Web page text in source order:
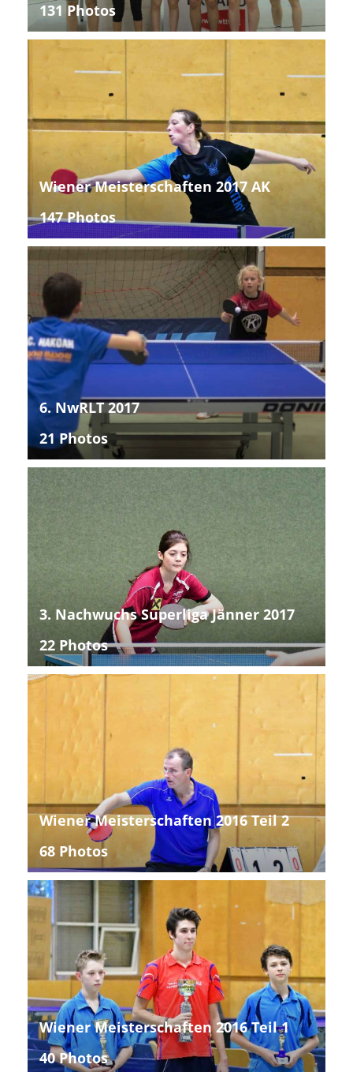
131 Photos
Wiener Meisterschaften 2017 AK
147 Photos
6. NwRLT 2017
21 Photos
3. Nachwuchs Superliga Jänner 2017
22 Photos
Wiener Meisterschaften 2016 Teil 2
68 Photos
Wiener Meisterschaften 2016 Teil 1
40 Photos